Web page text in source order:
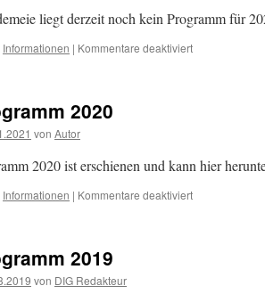
liegt derzeit noch kein Programm für
Informationen | Kommentare deaktiviertfür
2020
von Autor
2020 ist erschienen und kann hier
Informationen | Kommentare deaktiviertfür
2019
von DIG Redakteur